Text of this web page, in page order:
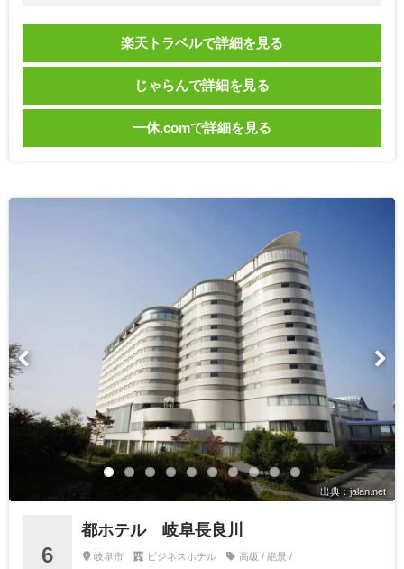
楽天トラベルで詳細を見る
じゃらんで詳細を見る
一休.comで詳細を見る
出典：jalan.net
6
都ホテル 岐阜長良川
岐阜市 ビジネスホテル 高級 / 絶景 /